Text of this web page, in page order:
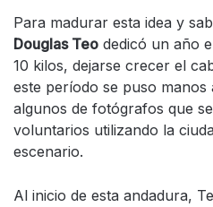
Para madurar esta idea y
Douglas Teo dedicó un año
10 kilos, dejarse crecer el
este período se puso
algunos de fotógrafos que
voluntarios utilizando la
escenario.
Al inicio de esta andadura,